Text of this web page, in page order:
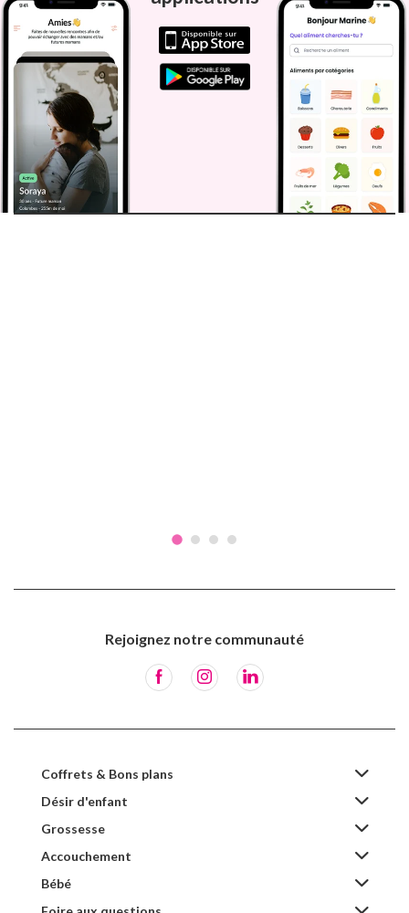
Rejoignez notre communauté
Coffrets & Bons plans
Désir d'enfant
Grossesse
Accouchement
Bébé